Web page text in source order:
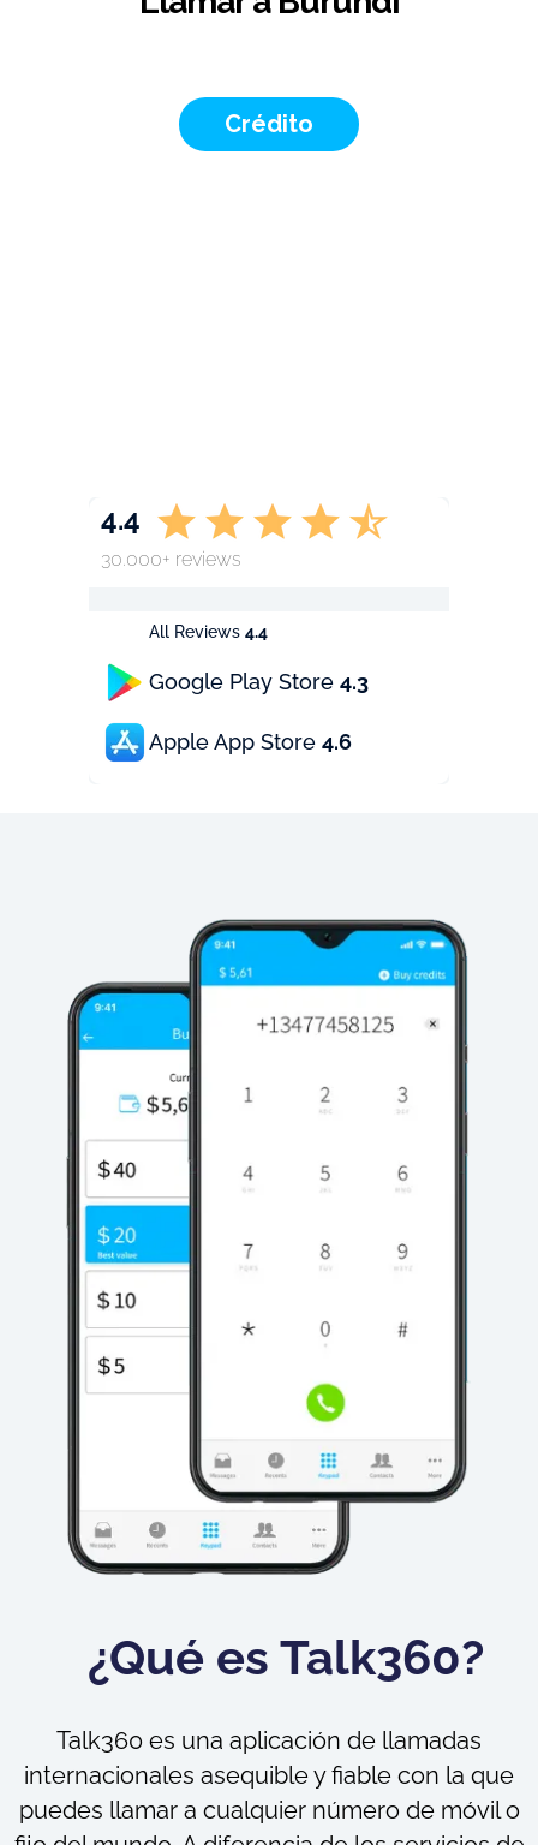
Crédito
All Reviews 4.4
Google Play Store 4.3
Apple App Store 4.6
4.4
30.000+ reviews
¿Qué es Talk360?
Talk360 es una aplicación de llamadas
internacionales asequible y fiable con la que
puedes llamar a cualquier número de móvil o